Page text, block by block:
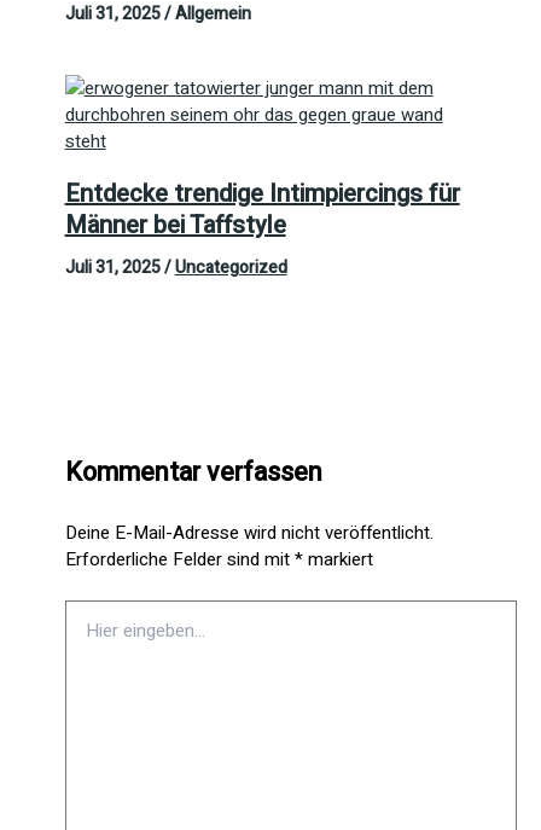
Juli 31, 2025/Allgemein
Entdecke trendige Intimpiercings für
Männer bei Taffstyle
Juli 31, 2025/Uncategorized
Kommentar verfassen
Deine E-Mail-Adresse wird nicht veröffentlicht.
Erforderliche Felder sind mit*markiert
Hier
eingeben…